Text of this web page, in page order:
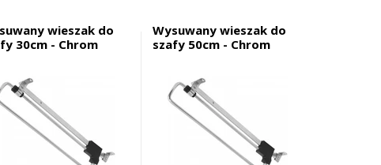
wieszak do
30cm - Chrom
Wysuwany wieszak do
szafy 50cm - Chrom